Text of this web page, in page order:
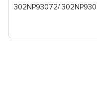
302NP93072/